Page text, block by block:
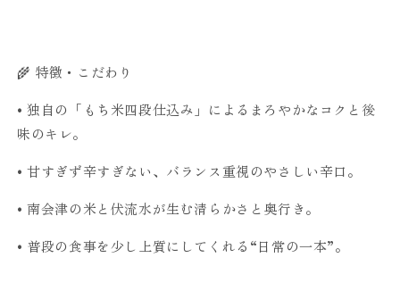
🌾 特徴・こだわり
• 独自の「もち米四段仕込み」によるまろやかなコクと後
味のキレ。
• 甘すぎず辛すぎない、バランス重視のやさしい辛口。
• 南会津の米と伏流水が生む清らかさと奥行き。
• 普段の食事を少し上質にしてくれる“日常の一本”。